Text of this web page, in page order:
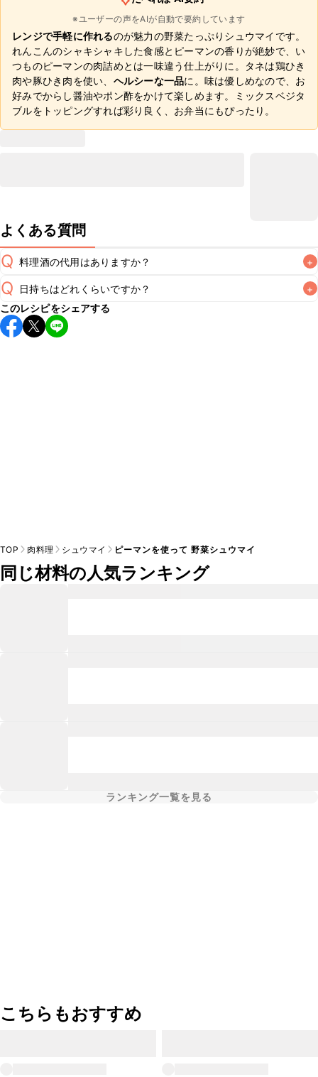
※ユーザーの声をAIが自動で要約しています
レンジで手軽に作れるのが魅力の野菜たっぷりシュウマイです。
れんこんのシャキシャキした食感とピーマンの香りが絶妙で、い
つものピーマンの肉詰めとは一味違う仕上がりに。タネは鶏ひき
肉や豚ひき肉を使い、 ヘルシーな一品に。味は優しめなので、お
好みでからし醤油やポン酢をかけて楽しめます。ミックスベジタ
ブルをトッピングすれば彩り良く、お弁当にもぴったり。
よくある質問
Q 料理酒の代用はありますか？ +
A
Q 日持ちはどれくらいですか？ +
保存期間は冷蔵で翌日中が目安です。なるべくお早めにお召
し上がりください。
このレシピをシェアする
TOP 肉料理 シュウマイ ピーマンを使って 野菜シュウマイ
同じ材料の人気ランキング
ランキング一覧を見る
こちらもおすすめ